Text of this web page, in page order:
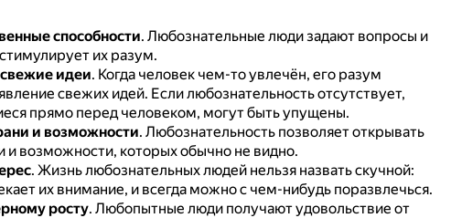
способности. Любознательные люди задают вопросы и
их разум.
идеи. Когда человек чем-то увлечён, его разум
свежих идей. Если любознательность отсутствует,
прямо перед человеком, могут быть упущены.
и возможности. Любознательность позволяет открывать
и возможности, которых обычно не видно.
. Жизнь любознательных людей нельзя назвать скучной:
их внимание, и всегда можно с чем-нибудь поразвлечься.
росту. Любопытные люди получают удовольствие от